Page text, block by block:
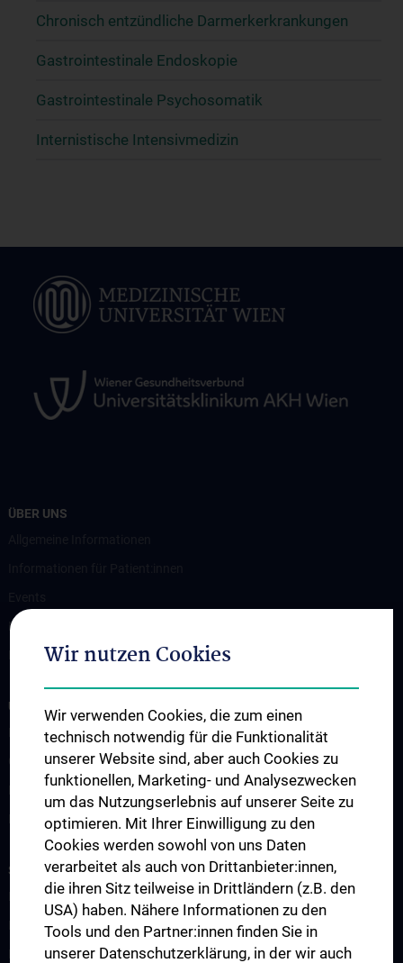
Chronisch entzündliche Darmerkerkrankungen
Gastrointestinale Endoskopie
Gastrointestinale Psychosomatik
Internistische Intensivmedizin
ÜBER UNS
News
Kontakt
UNSERE ABTEILUNGEN
Endokrinologie und Stoffwechsel
Gastroenterologie und Hepatologie
Nephrologie und Dialyse
Rheumatologie
STUDIUM, AUS- UND WEITERBILDUNG
Diplomstudium UN202
PhD-Studium UN094
Doktoratsstudium UN790
Wir nutzen Cookies
Wir verwenden Cookies, die zum einen
technisch notwendig für die Funktionalität
unserer Website sind, aber auch Cookies zu
funktionellen, Marketing- und Analysezwecken
um das Nutzungserlebnis auf unserer Seite zu
optimieren. Mit Ihrer Einwilligung zu den
Cookies werden sowohl von uns Daten
verarbeitet als auch von Drittanbieter:innen,
die ihren Sitz teilweise in Drittländern (z.B. den
USA) haben. Nähere Informationen zu den
Tools und den Partner:innen finden Sie in
unserer Datenschutzerklärung, in der wir auch